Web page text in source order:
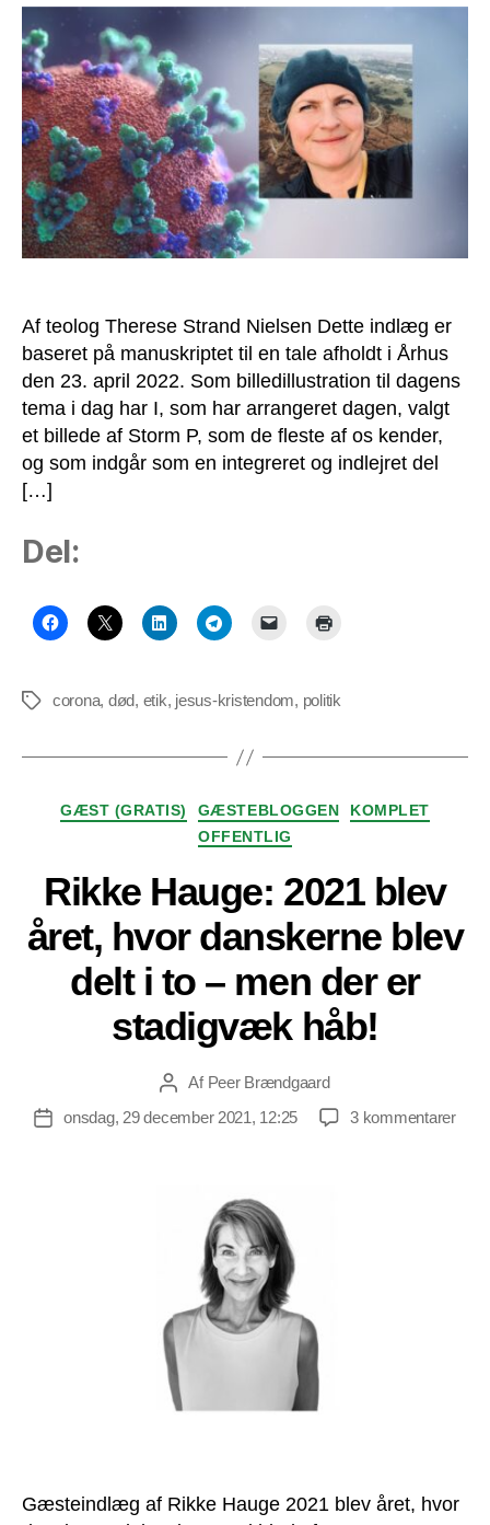
blander
i
coronadebatten:
Ethvert
dødsfald
er
IKKE
en
Af teolog Therese Strand Nielsen Dette indlæg er
baseret på manuskriptet til en tale afholdt i Århus
den 23. april 2022. Som billedillustration til dagens
tema i dag har I, som har arrangeret dagen, valgt
et billede af Storm P, som de fleste af os kender,
og som indgår som en integreret og indlejret del
[…]
Del:
Tagscorona, død, etik, jesus-kristendom, politik
Kategorier
GÆST (GRATIS) GÆSTEBLOGGEN
KOMPLET
OFFENTLIG
Rikke Hauge: 2021 blev
året, hvor danskerne blev
delt i to – men der er
stadigvæk håb!
Indlægsforfatter
Af Peer Brændgaard
Indlægsdato
onsdag, 29 december 2021, 12:25 3 kommentarertil
Gæsteindlæg af Rikke Hauge 2021 blev året, hvor